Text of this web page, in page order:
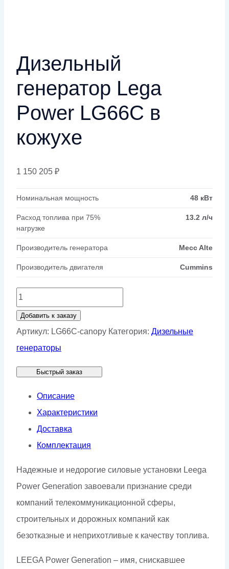
Дизельный
генератор Lega
Power LG66C в
кожухе
1 150 205 ₽
Номинальная мощность 48 кВт
Расход топлива при 75%
нагрузке
13.2 л/ч
Производитель генератора Mecc Alte
Производитель двигателя Cummins
Количество
товара
Дизельный
генератор
Power
LG66C
кожухе
Добавить к заказу
Артикул: LG66C-canopy Категория: Дизельные
генераторы
Быстрый заказ
Описание
Характеристики
Доставка
Комплектация
Надежные и недорогие силовые установки Leega
Power Generation завоевали признание среди
компаний телекоммуникационной сферы,
строительных и дорожных компаний как
безотказные и неприхотливые к качеству топлива.
LEEGA Power Generation – имя, снискавшее